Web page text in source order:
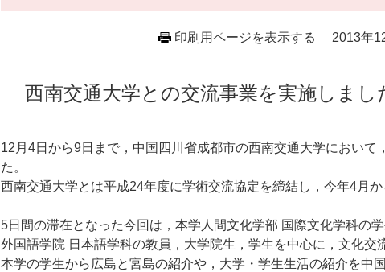
印刷用ページを表示する 2013年
西南交通大学との交流事業を実施しまし
12月4日から9日まで，中国四川省成都市の西南交通大学において
た。
西南交通大学とは平成24年度に学術交流協定を締結し，今年4月
5日間の滞在となった今回は，本学人間文化学部 国際文化学科の
外国語学院 日本語学科の教員，大学院生，学生を中心に，文化交
本学の学生から広島と宮島の紹介や，大学・学生生活の紹介を中